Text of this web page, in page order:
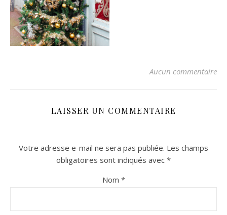
sur Instagram
sur Instagram
Aucun commentaire
LAISSER UN COMMENTAIRE
Votre adresse e-mail ne sera pas publiée. Les champs
obligatoires sont indiqués avec *
Nom *